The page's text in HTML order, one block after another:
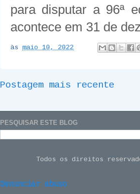
para disputar a 96ª
acontece em 31 de
às maio 10, 2022
Postagem mais recente
PESQUISAR ESTE BLOG
Todos os direitos
Denunciar abuso